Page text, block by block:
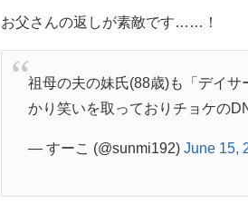
お父さんの返しが素敵です……！
祖母の夫の妹氏(88歳)も「デイ
かり笑いを取っておりチョケの
— すーこ (@sunmi192) June 15,